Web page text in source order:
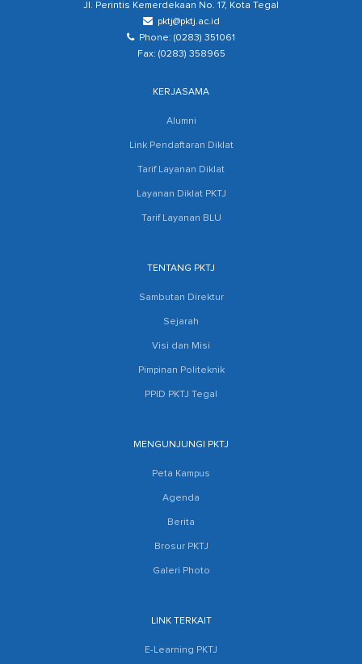
Jl. Perintis Kemerdekaan No. 17, Kota Tegal
pktj@pktj.ac.id
Phone: (0283) 351061
Fax: (0283) 358965
KERJASAMA
Alumni
Link Pendaftaran Diklat
Tarif Layanan Diklat
Layanan Diklat PKTJ
Tarif Layanan BLU
TENTANG PKTJ
Sambutan Direktur
Sejarah
Visi dan Misi
Pimpinan Politeknik
PPID PKTJ Tegal
MENGUNJUNGI PKTJ
Peta Kampus
Agenda
Berita
Brosur PKTJ
Galeri Photo
LINK TERKAIT
E-Learning PKTJ